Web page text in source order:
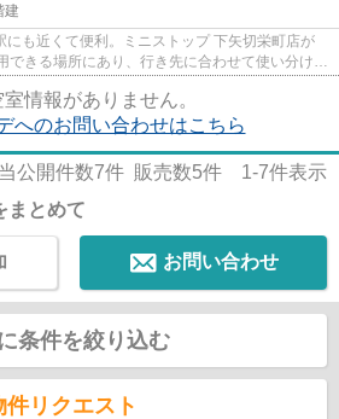
建
にも近くて便利。ミニストップ 下矢切栄町店が
できる場所にあり、行き先に合わせて使い分けが
情報がありません。
へのお問い合わせはこちら
公開件数7件 販売数5件 1-7件表示
まとめて
お問い合わせ
条件を絞り込む
件リクエスト